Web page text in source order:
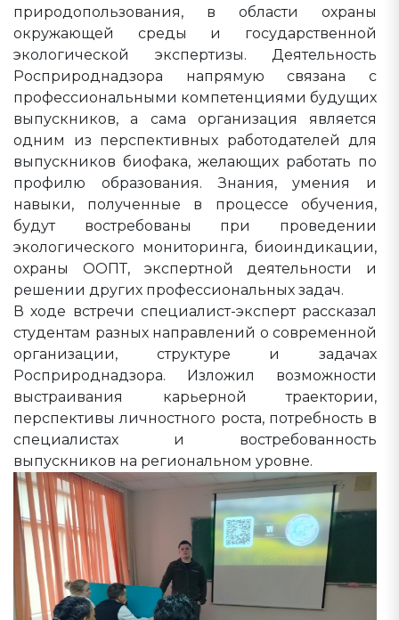
природопользования, в области охраны
окружающей среды и государственной
экологической экспертизы. Деятельность
Росприроднадзора напрямую связана с
профессиональными компетенциями будущих
выпускников, а сама организация является
одним из перспективных работодателей для
выпускников биофака, желающих работать по
профилю образования. Знания, умения и
навыки, полученные в процессе обучения,
будут востребованы при проведении
экологического мониторинга, биоиндикации,
охраны ООПТ, экспертной деятельности и
решении других профессиональных задач.
В ходе встречи специалист-эксперт рассказал
студентам разных направлений о современной
организации, структуре и задачах
Росприроднадзора. Изложил возможности
выстраивания карьерной траектории,
перспективы личностного роста, потребность в
специалистах и востребованность
выпускников на региональном уровне.